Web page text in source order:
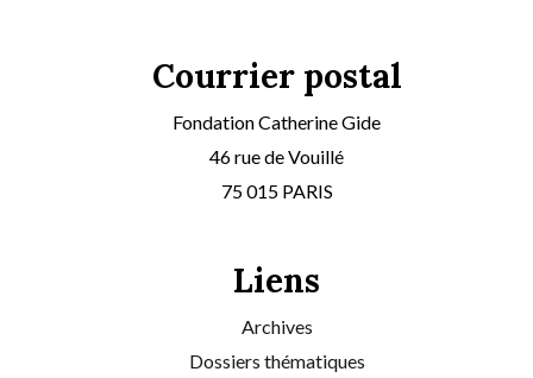
Courrier postal
Fondation Catherine Gide
46 rue de Vouillé
75 015 PARIS
Liens
Archives
Dossiers thématiques